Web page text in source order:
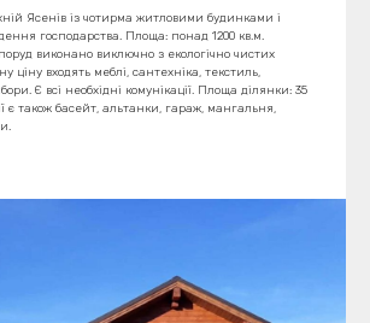
Ясенів із чотирма житловими будинками і
господарства. Площа: понад 1200 кв.м.
виконано виключно з екологічно чистих
ціну входять меблі, сантехніка, текстиль,
Є всі необхідні комунікації. Площа ділянки: 35
є також басейт, альтанки, гараж, мангальня,